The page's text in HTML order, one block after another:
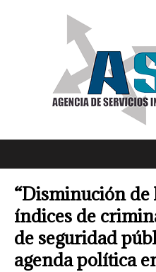
“Disminución
índices de
de seguridad
agenda política